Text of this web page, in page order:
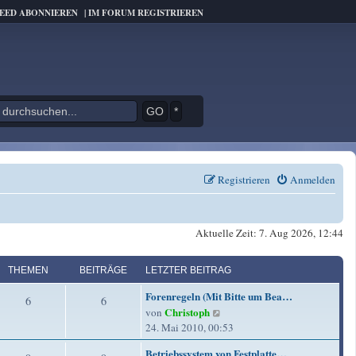
ABONNIEREN |IM FORUM REGISTRIEREN
*
Anmelden
Registrieren
Aktuelle Zeit: 7. Aug 2026, 12:44
THEMEN BEITRÄGE LETZTER BEITRAG
6T
6B
L
e
t
z
t
Forenregeln (Mit Bitte um Bea…
von Christoph
e
u
24. Mai 2010, 00:53
L